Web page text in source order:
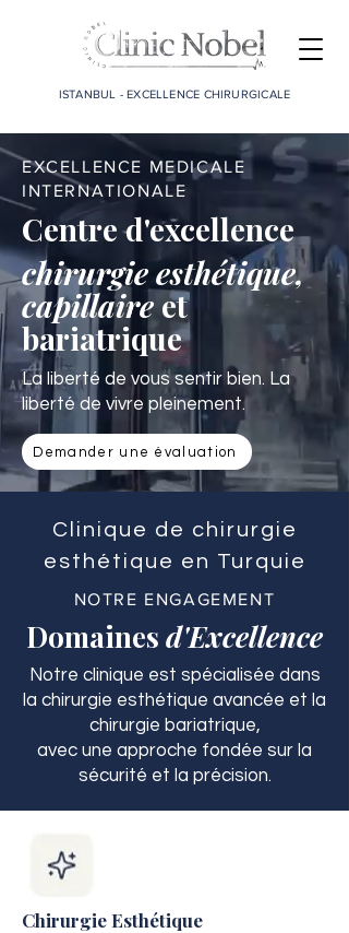
ISTANBUL - EXCELLENCE CHIRURGICALE
EXCELLENCE MEDICALE
INTERNATIONALE
Centre d'excellence
chirurgie esthétique,
capillaireet
bariatrique
La liberté de vous sentir bien. La
liberté de vivre pleinement.
Demander une évaluation
Clinique de chirurgie
esthétique en Turquie
NOTRE ENGAGEMENT
Domaines d'Excellence
Notre clinique est spécialisée dans
la chirurgie esthétique avancée et la
chirurgie bariatrique,
avec une approche fondée sur la
sécurité et la précision.
Chirurgie Esthétique